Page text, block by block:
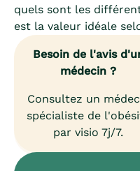
quels sont les
est la valeur idéale
Besoin de l'avis
médecin ?
Consultez un
spécialiste de
par visio 7j/7.